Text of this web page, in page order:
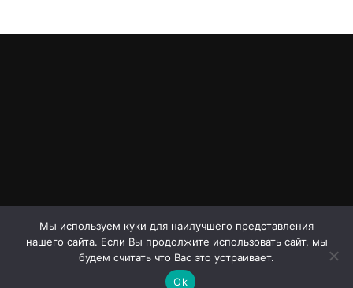
Авторское право © 2026 Проспект Дериглазова. Все права
защищены.
Мы используем куки для наилучшего представления
нашего сайта. Если Вы продолжите использовать сайт, мы
будем считать что Вас это устраивает.
Ok